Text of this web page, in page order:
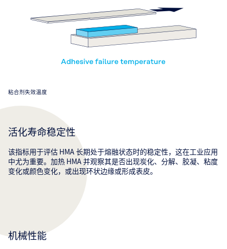
粘合剂失效温度
活化寿命稳定性
该指标用于评估 HMA 长期处于熔融状态时的稳定性，这在工业应用
中尤为重要。加热 HMA 并观察其是否出现炭化、分解、胶凝、粘度
变化或颜色变化，或出现环状边缘或形成表皮。
机械性能